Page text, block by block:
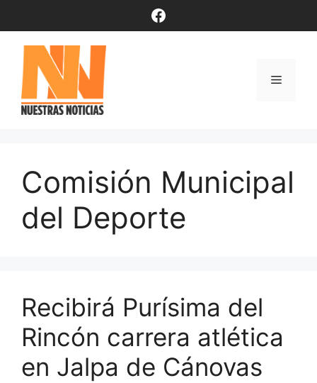
contenido
Facebook
Menú
Comisión Municipal
del Deporte
Recibirá Purísima del
Rincón carrera atlética
en Jalpa de Cánovas